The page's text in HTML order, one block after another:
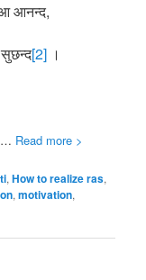
आनन्द,
सुछन्द[2] ।
… Read more >
,How to realize ras,
,motivation,